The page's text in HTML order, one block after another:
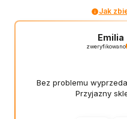
Jak
Emilia
zweryfikowano
Bez problemu
Przyjazny